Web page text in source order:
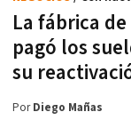
La fábrica
pagó los
su
PorDiego Mañas